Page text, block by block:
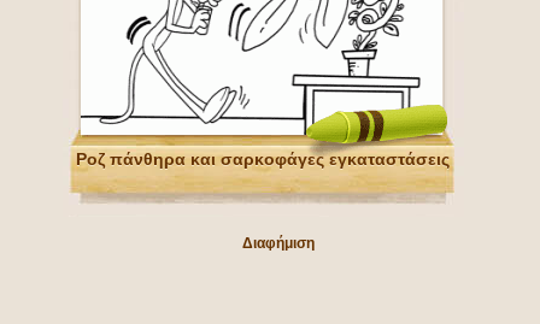
Ροζ πάνθηρα και σαρκοφάγες εγκαταστάσεις
Διαφήμιση